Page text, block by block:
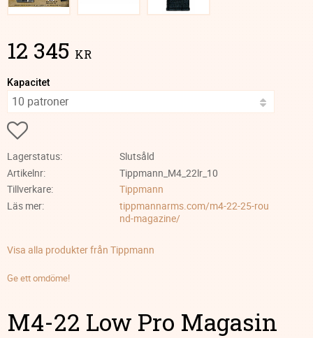
12 345 KR
Kapacitet
Lägg till i favoriter
Lagerstatus
Slutsåld
Artikelnr
Tippmann_M4_22lr_10
Tillverkare
Tippmann
Läs mer
tippmannarms.com/m4-22-25-rou
nd-magazine/
Visa alla produkter från Tippmann
Ge ett omdöme!
M4-22 Low Pro Magasin